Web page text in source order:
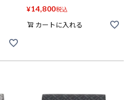
¥14,800税込
カートに入れる